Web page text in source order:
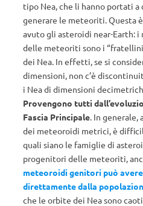
tipo Nea, che li hanno portati a
generare le meteoriti. Questa
avuto gli asteroidi near-Earth:
delle meteoriti sono i
dei Nea. In effetti, se si
dimensioni, non c’è
i Nea di dimensioni
Provengono tutti
Fascia Principale. In generale,
dei meteoroidi metrici, è
quali siano le famiglie di
progenitori delle meteoriti,
meteoroidi genitori può
direttamente dalla
che le orbite dei Nea sono